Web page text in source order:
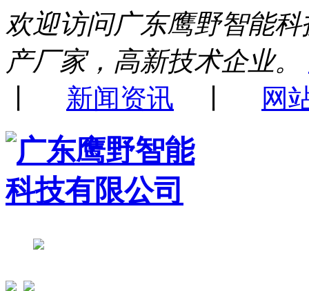
欢迎访问广东鹰野智能
产厂家，高新技术企业。
新闻资讯 网